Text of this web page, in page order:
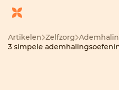
Artikelen Zelfzorg
3 simpele